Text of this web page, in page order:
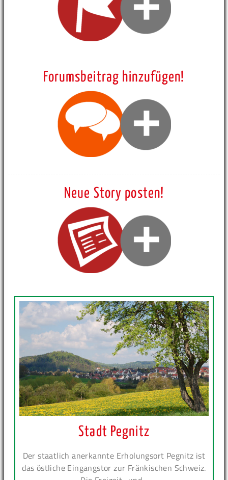
Forumsbeitrag hinzufügen!
Neue Story posten!
Stadt Pegnitz
Der staatlich anerkannte Erholungsort Pegnitz ist
das östliche Eingangstor zur Fränkischen Schweiz.